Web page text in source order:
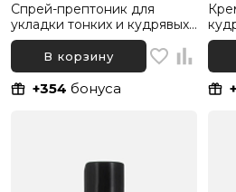
Спрей-прептоник для
укладки тонких и кудрявых
волос LS&B Preptonic
Thickening Spray, 100 мл
В корзину
+354 бонуса